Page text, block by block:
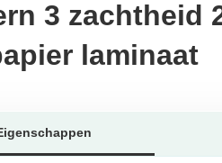
3 zachtheid
laminaat
3 zachtheid
laminaat